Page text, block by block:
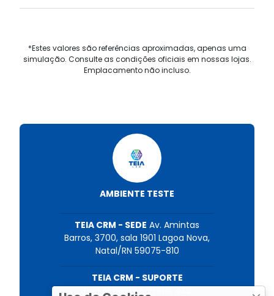
*Estes valores são referências aproximadas, apenas uma
simulação. Consulte as condições oficiais em nossas lojas.
Emplacamento não incluso.
AMBIENTE TESTE
TEIA CRM - SEDE Av. Amintas
Barros, 3700, sala 1901 Lagoa Nova,
Natal/RN 59075-810
TEIA CRM - SUPORTE
Rua Almeida Barreto, 432